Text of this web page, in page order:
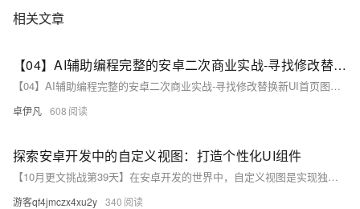
相关文章
【04】AI辅助编程完整的安卓二次商业实战-寻找修改替换新UI首页图标-菜单图标-消息列表图标-优雅草伊凡
【04】AI辅助编程完整的安卓二次商业实战-寻找修改替换新UI首页图标-菜单图标-消息列表图标-优雅草伊凡
卓伊凡 608
探索安卓开发中的自定义视图：打造个性化UI组件
【10月更文挑战第39天】在安卓开发的世界中，自定义视图是实现独特界面设计的关键。本文将引导你理解自定义视图的概念、创建流程，以及如何通过它们增强应用的用户体验。我们将从基础出发，逐步深入，最终让你能够自信地设计和实现专属的UI组件。
游客qf4jmczx4xu2y 340